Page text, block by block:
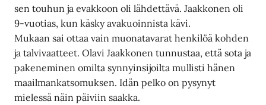
sen touhun ja evakkoon oli lähdettävä. Jaakkonen oli
9-vuotias, kun käsky avakuoinnista kävi.
Mukaan sai ottaa vain muonatavarat henkilöä kohden
ja talvivaatteet. Olavi Jaakkonen tunnustaa, että sota ja
pakeneminen omilta synnyinsijoilta mullisti hänen
maailmankatsomuksen. Idän pelko on pysynyt
mielessä näin päiviin saakka.